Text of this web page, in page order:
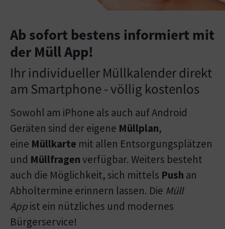
Ab sofort bestens informiert mit
der Müll App!
Ihr individueller Müllkalender direkt
am Smartphone - völlig kostenlos
Sowohl am iPhone als auch auf Android
Geräten sind der eigene Müllplan,
eine Müllkarte mit allen Entsorgungsplätzen
und Müllfragenverfügbar. Weiters besteht
auch die Möglichkeit, sich mittels Push an
Abholtermine erinnern lassen. Die Müll
Appist ein nützliches und modernes
Bürgerservice!